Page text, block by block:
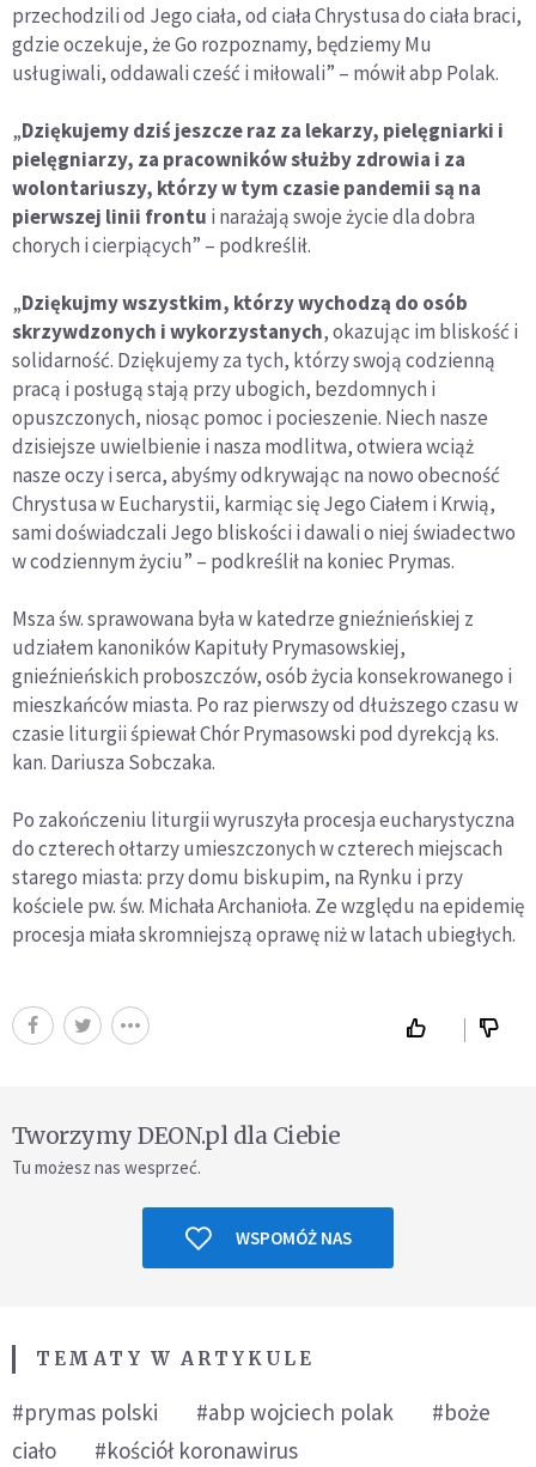
przechodzili od Jego ciała, od ciała Chrystusa do ciała braci,
gdzie oczekuje, że Go rozpoznamy, będziemy Mu
usługiwali, oddawali cześć i miłowali” – mówił abp Polak.
„Dziękujemy dziś jeszcze raz za lekarzy, pielęgniarki i
pielęgniarzy, za pracowników służby zdrowia i za
wolontariuszy, którzy w tym czasie pandemii są na
pierwszej linii frontu i narażają swoje życie dla dobra
chorych i cierpiących” – podkreślił.
„Dziękujmy wszystkim, którzy wychodzą do osób
skrzywdzonych i wykorzystanych, okazując im bliskość i
solidarność. Dziękujemy za tych, którzy swoją codzienną
pracą i posługą stają przy ubogich, bezdomnych i
opuszczonych, niosąc pomoc i pocieszenie. Niech nasze
dzisiejsze uwielbienie i nasza modlitwa, otwiera wciąż
nasze oczy i serca, abyśmy odkrywając na nowo obecność
Chrystusa w Eucharystii, karmiąc się Jego Ciałem i Krwią,
sami doświadczali Jego bliskości i dawali o niej świadectwo
w codziennym życiu” – podkreślił na koniec Prymas.
Msza św. sprawowana była w katedrze gnieźnieńskiej z
udziałem kanoników Kapituły Prymasowskiej,
gnieźnieńskich proboszczów, osób życia konsekrowanego i
mieszkańców miasta. Po raz pierwszy od dłuższego czasu w
czasie liturgii śpiewał Chór Prymasowski pod dyrekcją ks.
kan. Dariusza Sobczaka.
Po zakończeniu liturgii wyruszyła procesja eucharystyczna
do czterech ołtarzy umieszczonych w czterech miejscach
starego miasta: przy domu biskupim, na Rynku i przy
kościele pw. św. Michała Archanioła. Ze względu na epidemię
procesja miała skromniejszą oprawę niż w latach ubiegłych.
Tworzymy DEON.pl dla Ciebie
Tu możesz nas wesprzeć.
WSPOMÓŻ NAS
TEMATY W ARTYKULE
#prymas polski #abp wojciech polak
#boże
ciało
#kościół koronawirus